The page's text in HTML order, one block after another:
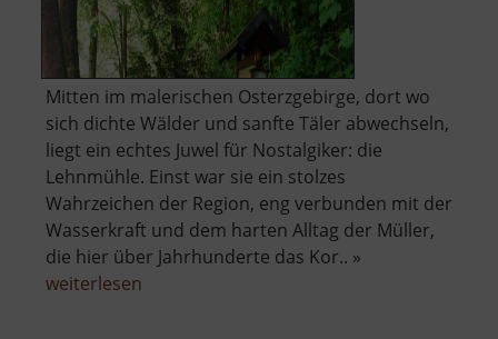
Mitten im malerischen Osterzgebirge, dort wo
sich dichte Wälder und sanfte Täler abwechseln,
liegt ein echtes Juwel für Nostalgiker: die
Lehnmühle. Einst war sie ein stolzes
Wahrzeichen der Region, eng verbunden mit der
Wasserkraft und dem harten Alltag der Müller,
die hier über Jahrhunderte das Kor.. »
weiterlesen